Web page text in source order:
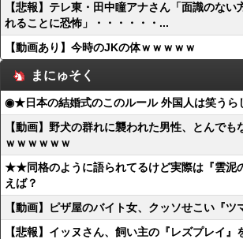
【悲報】テレ東・田中瞳アナさん「面識のない
れることに恐怖」・・・・・・...
【動画あり】今時のJKの体ｗｗｗｗｗ
まにゅそく
◉★日本の結婚式のこのルール 外国人は笑うら
【動画】野犬の群れに襲われた男性、とんでも
ｗｗｗｗｗｗ
★★同格のように語られてるけど実際は『雲泥
えば？
【動画】ピザ屋のバイト女、クッソせこい『ツ
【悲報】イッヌさん、飼い主の『レズプレイ』